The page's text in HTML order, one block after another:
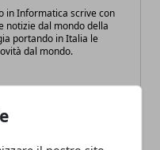
in Informatica scrive con
notizie dal mondo della
portando in Italia le
dal mondo.